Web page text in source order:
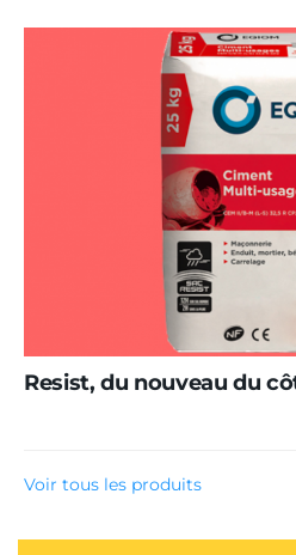
Resist, du nouveau du
Voir tous les produits